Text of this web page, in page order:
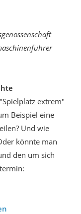
extrem"
Beispiel eine
Und wie
könnte man
den um sich